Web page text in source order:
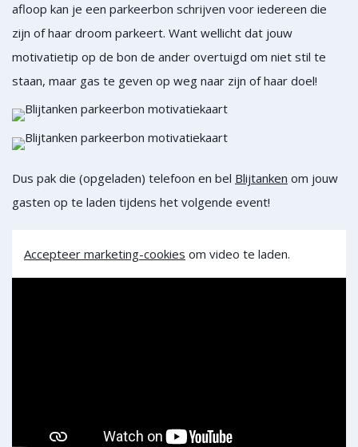
afloop kan je een parkeerbon schrijven voor iedereen die
zijn of haar droom parkeert. Want wellicht dat jouw
motivatietip op de bon de ander overtuigd om niet stil te
staan, maar gas te geven op weg naar zijn of haar doel!
Dus pak die (opgeladen) telefoon en bel Blijtanken om jouw
gasten op te laden tijdens het volgende event!
Accepteer marketing-cookies om video te laden.